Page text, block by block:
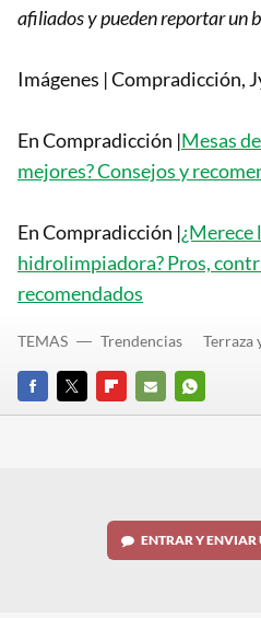
afiliados y pueden reportar un
Imágenes | Compradicción,
En Compradicción |Mesas
mejores? Consejos y
En Compradicción |¿Merece
hidrolimpiadora? Pros,
recomendados
FACEBOOK
TWITTERFLIPBOARD
E-
WHATSAPP
TEMAS Trendencias Terraza
ENTRAR Y